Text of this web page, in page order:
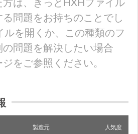
方は、きっとHXHファイル
問題をお持ちのことでし
ルを開くか、この種類のフ
の問題を解決したい場合
をご参照ください。
製造元 人気度